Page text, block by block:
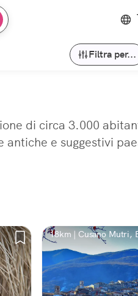
Filtra per...
di circa 3.000
e suggestivi
18km | Cusano Mutri,